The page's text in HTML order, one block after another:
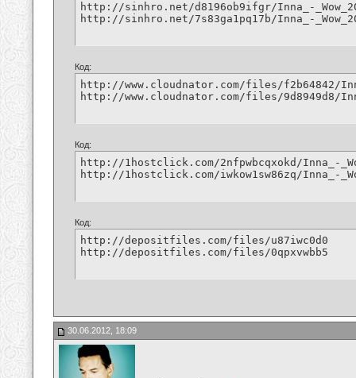
http://sinhro.net/d8196ob9ifgr/Inna_-
http://sinhro.net/7s83ga1pq17b/Inna_-
Код:
http://www.cloudnator.com/files/f2b64842/
http://www.cloudnator.com/files/9d8949d8/
Код:
http://1hostclick.com/2nfpwbcqxokd/Inna_-
http://1hostclick.com/iwkow1sw86zq/Inna_-
Код:
http://depositfiles.com/files/u87iwc0d0
http://depositfiles.com/files/0qpxvwbb5
30.06.2012, 18:09